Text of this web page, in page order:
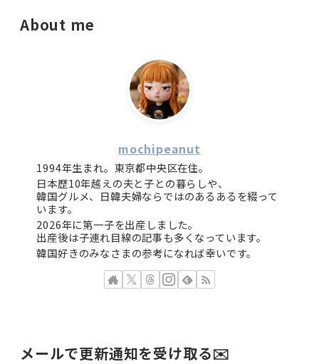
About me
mochipeanut
1994年生まれ。東京都中央区在住。
日本歴10年越えの夫と子との暮らしや、
韓国グルメ、日韓夫婦ならではのあるあるを綴って
います。
2026年に第一子を出産しました。
出産後は子連れ目線の記事も多くなっています。
韓国好きのみなさまの参考になれば幸いです。
メールで更新通知を受け取る✉️